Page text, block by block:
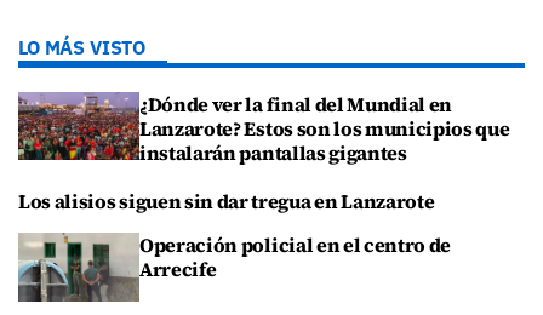
LO MÁS VISTO
¿Dónde ver la final del Mundial en
Lanzarote? Estos son los municipios que
instalarán pantallas gigantes
Los alisios siguen sin dar tregua en Lanzarote
Operación policial en el centro de
Arrecife